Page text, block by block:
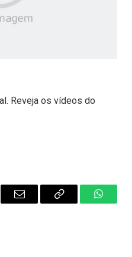
Reveja os vídeos do
Email
Copy